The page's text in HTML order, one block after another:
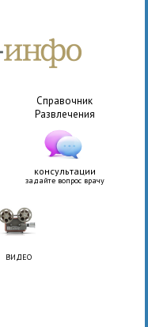
Справочник
Развлечения
консультации
задайте вопрос врачу
ВИДЕО